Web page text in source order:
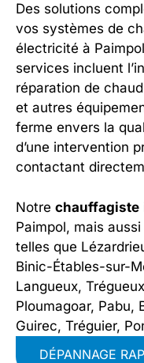
Des solutions
vos systèmes de
électricité à
services incluent
réparation de
et autres
ferme envers la
d’une intervention
contactant
Notre chauffagiste
Paimpol, mais
telles que
Binic-Étables-sur-
Langueux,
Ploumagoar, Pabu,
Guirec, Tréguier,
DÉPANNAGE